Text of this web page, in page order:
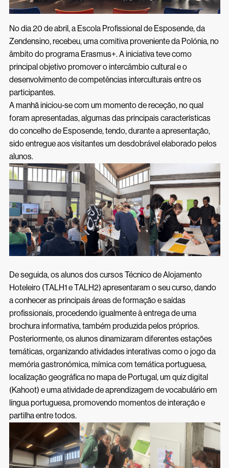
Acessos Inovar
No dia 20 de abril, a Escola Profissional de Esposende, da
Zendensino, recebeu, uma comitiva proveniente da Polónia, no
âmbito do programa Erasmus+. A iniciativa teve como
principal objetivo promover o intercâmbio cultural e o
desenvolvimento de competências interculturais entre os
participantes.
A manhã iniciou-se com um momento de receção, no qual
foram apresentadas, algumas das principais características
do concelho de Esposende, tendo, durante a apresentação,
sido entregue aos visitantes um desdobrável elaborado pelos
alunos.
De seguida, os alunos dos cursos Técnico de Alojamento
Hoteleiro (TALH1 e TALH2) apresentaram o seu curso, dando
a conhecer as principais áreas de formação e saídas
profissionais, procedendo igualmente à entrega de uma
brochura informativa, também produzida pelos próprios.
Posteriormente, os alunos dinamizaram diferentes estações
temáticas, organizando atividades interativas como o jogo da
memória gastronómica, mímica com temática portuguesa,
localização geográfica no mapa de Portugal, um quiz digital
(Kahoot) e uma atividade de aprendizagem de vocabulário em
língua portuguesa, promovendo momentos de interação e
partilha entre todos.